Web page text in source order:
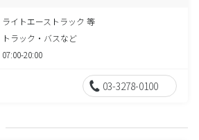
ライトエーストラック 等
トラック・バスなど
07:00-20:00
03-3278-0100